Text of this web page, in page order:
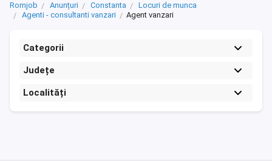
Romjob Anunțuri Constanta
Locuri de munca
Agenti - consultanti vanzari
Agent vanzari
Categorii
Județe
Localități